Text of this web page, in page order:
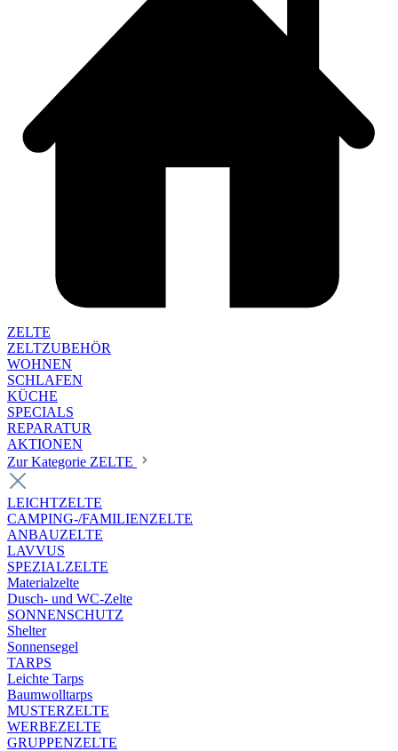
ZELTE
ZELTZUBEHÖR
WOHNEN
SCHLAFEN
KÜCHE
SPECIALS
REPARATUR
AKTIONEN
Zur Kategorie ZELTE
LEICHTZELTE
CAMPING-/FAMILIENZELTE
ANBAUZELTE
LAVVUS
SPEZIALZELTE
Materialzelte
Dusch- und WC-Zelte
SONNENSCHUTZ
Shelter
Sonnensegel
TARPS
Leichte Tarps
Baumwolltarps
MUSTERZELTE
WERBEZELTE
GRUPPENZELTE